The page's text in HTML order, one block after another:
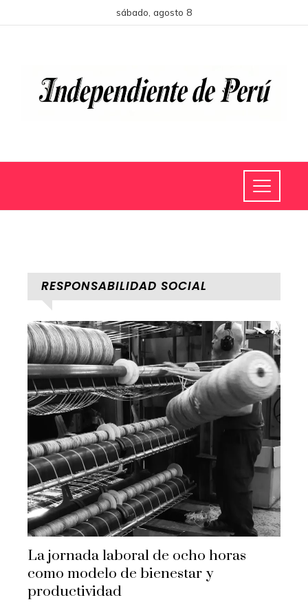
sábado, agosto 8
RESPONSABILIDAD SOCIAL
La jornada laboral de ocho horas
como modelo de bienestar y
productividad